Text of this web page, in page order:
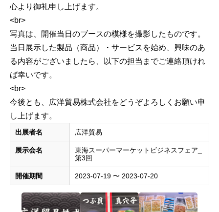
心より御礼申し上げます。
<br>
写真は、開催当日のブースの模様を撮影したものです。
当日展示した製品（商品）・サービスを始め、興味のあ
る内容がございましたら、以下の担当までご連絡頂けれ
ば幸いです。
<br>
今後とも、広洋貿易株式会社をどうぞよろしくお願い申
し上げます。
出展者名 広洋貿易
展示会名
東海スーパーマーケットビジネスフェア_
第3回
開催期間 2023-07-19 〜 2023-07-20